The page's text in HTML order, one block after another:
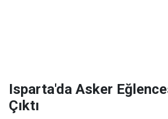
Isparta'da Asker
Çıktı